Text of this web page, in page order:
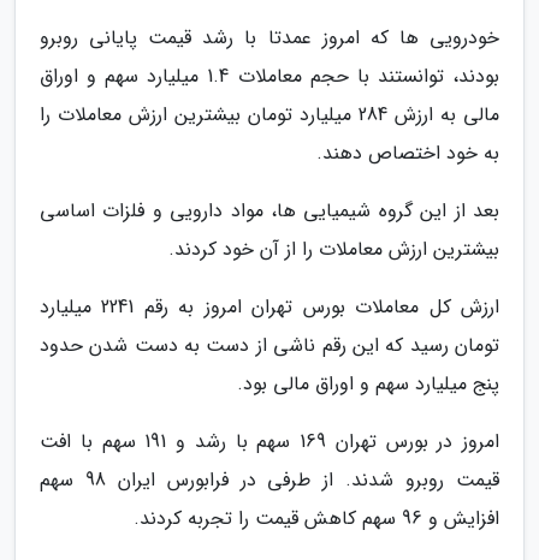
خودرویی ها که امروز عمدتا با رشد قیمت پایانی روبرو
بودند، توانستند با حجم معاملات 1.4 میلیارد سهم و اوراق
مالی به ارزش 284 میلیارد تومان بیشترین ارزش معاملات را
به خود اختصاص دهند.
بعد از این گروه شیمیایی ها، مواد دارویی و فلزات اساسی
بیشترین ارزش معاملات را از آن خود کردند.
ارزش کل معاملات بورس تهران امروز به رقم 2241 میلیارد
تومان رسید که این رقم ناشی از دست به دست شدن حدود
پنج میلیارد سهم و اوراق مالی بود.
امروز در بورس تهران 169 سهم با رشد و 191 سهم با افت
قیمت روبرو شدند. از طرفی در فرابورس ایران 98 سهم
افزایش و 96 سهم کاهش قیمت را تجربه کردند.